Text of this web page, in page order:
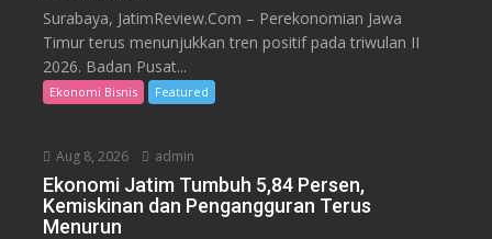
Surabaya, JatimReview.Com – Perekonomian Jawa
Timur terus menunjukkan tren positif pada triwulan II
2026. Badan Pusat...
Ekonomi Bisnis Featured
Aug 8, 2026 admin
Ekonomi Jatim Tumbuh 5,84 Persen,
Kemiskinan dan Pengangguran Terus
Menurun